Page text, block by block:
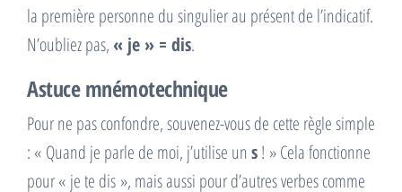
la première personne du singulier au présent de l’indicatif.
N’oubliez pas,« je » = dis.
Astuce mnémotechnique
Pour ne pas confondre, souvenez-vous de cette règle simple
: « Quand je parle de moi, j’utilise un s! » Cela fonctionne
pour « je te dis », mais aussi pour d’autres verbes comme